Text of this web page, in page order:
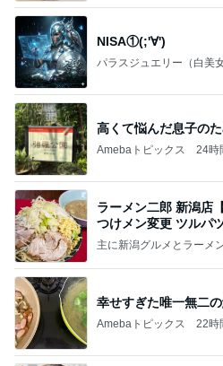
NISA①(;'∀')
パラスジュエリー（白美
高くて悩んだ息子の
Amebaトピックス 24時
ラーメン二郎 新潟店
つけメン変更 ツルパ
主に新潟グルメとラーメ
幸せすぎた唯一無二
Amebaトピックス 22時